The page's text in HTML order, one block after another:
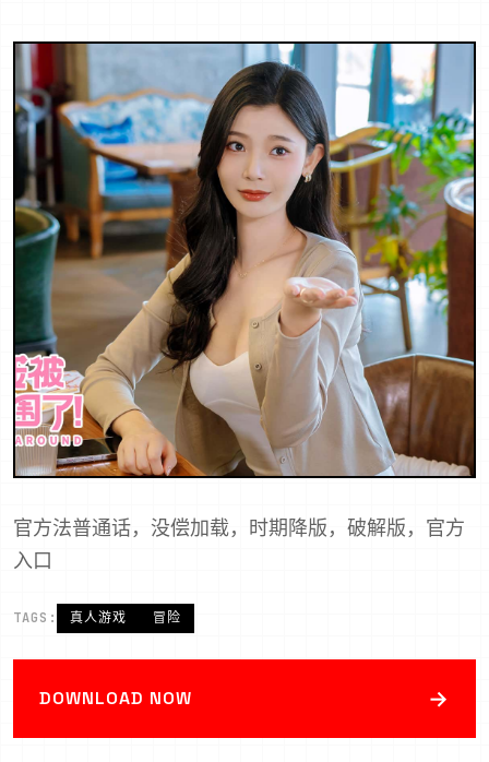
官方法普通话，没偿加载，时期降版，破解版，官方
入口
TAGS: 真人游戏 冒险
DOWNLOAD NOW →